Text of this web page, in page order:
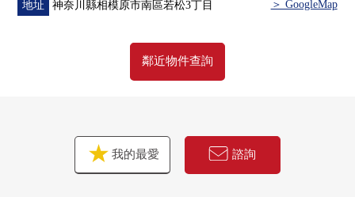
・在bono相模大野裡有[Times相模原市營相模大野站西
・沿著行幸路有[Times相模原市營相模大野立體停車
在回來[停車服務票]的時候，給。
地址 神奈川縣相模原市南區若松3丁目 ＞ GoogleMap
鄰近物件查詢
我的最愛 諮詢